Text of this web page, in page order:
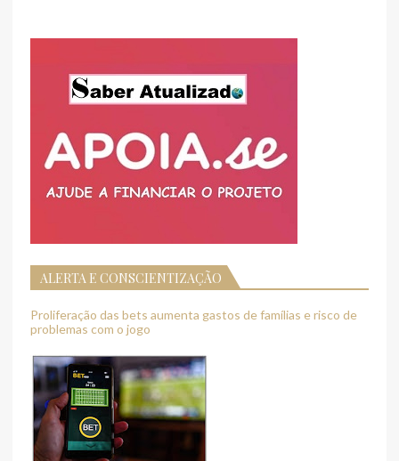
ALERTA E CONSCIENTIZAÇÃO
Proliferação das bets aumenta gastos de famílias e risco de
problemas com o jogo